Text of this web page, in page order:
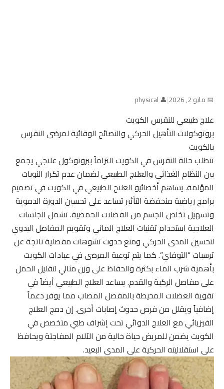
📅 مايو 2, 2026 |
👤 physical
علاج طبيعي للنقرس الكويت
بروتوكولات التأهيل الحركي والنصائح الوقائية لمرضى النقرس
بالكويت
تتطلب حالة النقرس في الكويت التزاماً ببروتوكول علاجي يجمع
بين النظام الغذائي والعلاج الطبيعي لضمان عدم تكرار النوبات
المؤلمة. يساهم أخصائيو العلاج الطبيعي في الكويت في تصميم
برامج رياضية منخفضة التأثير تساعد على تحسين الدورة الدموية
وتسهيل تخلص الجسم من الفضلات الحمضية. تشمل الجلسات
العلاجية استخدام تقنيات العلاج المائي وتقويم المفاصل اليدوي
لتحسين المدى الحركي ومنع حدوث تشوهات مفصلية ناتجة عن
ترسبات “التوفاي”. كما يتم توعية المرضى في عيادات الكويت
بأهمية شرب الماء بكثرة والحفاظ على وزن مثالي لتقليل الحمل
على مفاصل الركبة والقدم. يساعد العلاج الطبيعي أيضاً في
تقوية العضلات المحيطة بالمفصل المصاب مما يوفر دعماً
إضافياً ويقلل من فرص حدوث إصابات أخرى. إن دمج العلاج
الفيزيائي مع العلاج الدوائي تحت إشراف طبي متخصص في
الكويت يضمن للمريض حياة خالية من الآلام المفاجئة ويحافظ
على استقلاليته الحركية على المدى البعيد.